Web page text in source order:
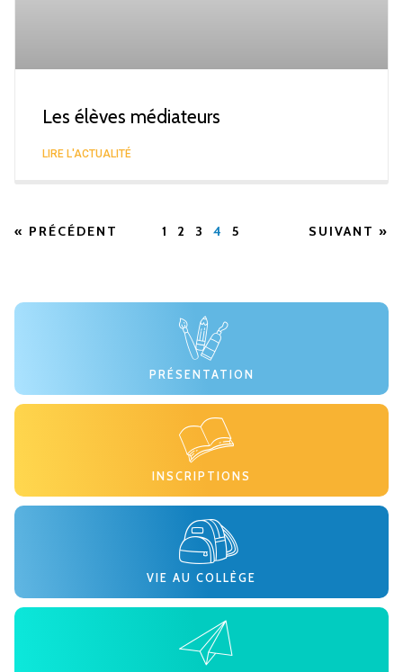
Les élèves médiateurs
LIRE L'ACTUALITÉ
« PRÉCÉDENT 1 2 3 4 5 SUIVANT »
PRÉSENTATION
INSCRIPTIONS
VIE AU COLLÈGE